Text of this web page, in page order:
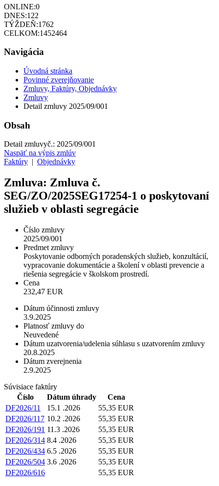
ONLINE:0
DNES:122
TÝŽDEŇ:1762
CELKOM:1452464
Navigácia
Úvodná stránka
Povinné zverejňovanie
Zmluvy, Faktúry, Objednávky
Zmluvy
Detail zmluvy 2025/09/001
Obsah
Detail zmluvyč.: 2025/09/001
Naspäť na výpis zmlúv
Faktúry
Objednávky
Zmluva: Zmluva č.
SEG/ZO/2025SEG17254-1 o poskytovaní
služieb v oblasti segregácie
Číslo zmluvy
2025/09/001
Predmet zmluvy
Poskytovanie odborných poradenských služieb, konzultácií,
vypracovanie dokumentácie a školení v oblasti prevencie a
riešenia segregácie v školskom prostredí.
Cena
232,47 EUR
Dátum účinnosti zmluvy
3.9.2025
Platnosť zmluvy do
Neuvedené
Dátum uzatvorenia/udelenia súhlasu s uzatvorením zmluvy
20.8.2025
Dátum zverejnenia
2.9.2025
Súvisiace faktúry
Číslo
Dátum úhrady
Cena
DF2026/11
15.1 .2026
55,35 EUR
DF2026/117 10.2 .2026
55,35 EUR
DF2026/191 11.3 .2026
55,35 EUR
DF2026/314 8.4 .2026
55,35 EUR
DF2026/434 6.5 .2026
55,35 EUR
DF2026/504 3.6 .2026
55,35 EUR
DF2026/616
55,35 EUR